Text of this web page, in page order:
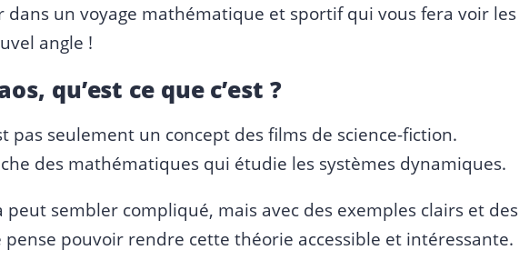
dans un voyage mathématique et sportif qui vous fera voir les
angle !
qu’est ce que c’est ?
pas seulement un concept des films de science-fiction.
des mathématiques qui étudie les systèmes dynamiques.
peut sembler compliqué, mais avec des exemples clairs et des
pense pouvoir rendre cette théorie accessible et intéressante.